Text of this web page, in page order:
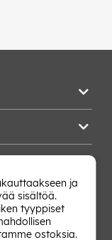
ja
sisältöä.
tyyppiset
ostoksia.